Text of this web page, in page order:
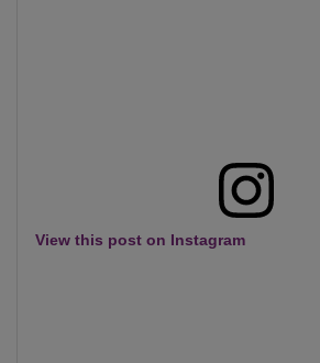
View this post on Instagram